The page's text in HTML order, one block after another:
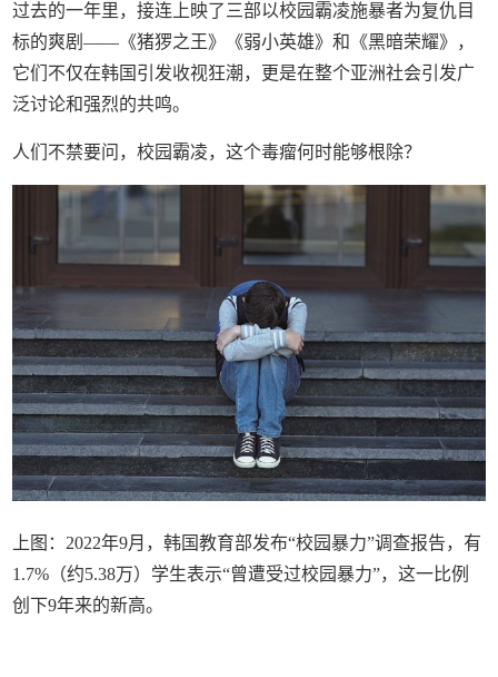
过去的一年里，接连上映了三部以校园霸凌施暴者为复仇目
标的爽剧——《猪猡之王》《弱小英雄》和《黑暗荣耀》，
它们不仅在韩国引发收视狂潮，更是在整个亚洲社会引发广
泛讨论和强烈的共鸣。
人们不禁要问，校园霸凌，这个毒瘤何时能够根除？
上图：2022年9月，韩国教育部发布“校园暴力”调查报告，有
1.7%（约5.38万）学生表示“曾遭受过校园暴力”，这一比例
创下9年来的新高。